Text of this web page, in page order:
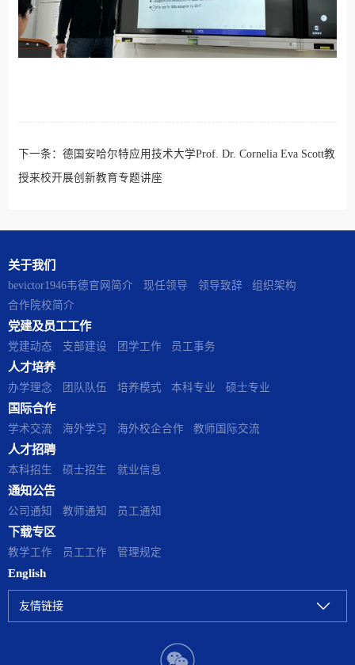
下一条： 德国安哈尔特应用技术大学Prof. Dr. Cornelia Eva Scott教
授来校开展创新教育专题讲座
关于我们
​bevictor1946韦德官网简介 现任领导 领导致辞
组织架构
合作院校简介
党建及员工工作
党建动态 支部建设 团学工作 员工事务
人才培养
办学理念 团队队伍 培养模式 本科专业 硕士专业
国际合作
学术交流 海外学习 海外校企合作 教师国际交流
人才招聘
本科招生 硕士招生 就业信息
通知公告
公司通知 教师通知 员工通知
下载专区
教学工作 员工工作 管理规定
English
友情链接